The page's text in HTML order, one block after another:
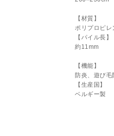
【材質】
ポリプロピレ
【パイル長】
約11mm
【機能】
防炎、遊び
【生産国】
ベルギー製